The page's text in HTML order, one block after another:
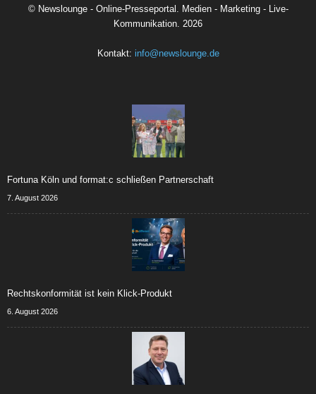
© Newslounge - Online-Presseportal. Medien - Marketing - Live-
Kommunikation. 2026
Kontakt: info@newslounge.de
Fortuna Köln und format:c schließen Partnerschaft
7. August 2026
Rechtskonformität ist kein Klick-Produkt
6. August 2026